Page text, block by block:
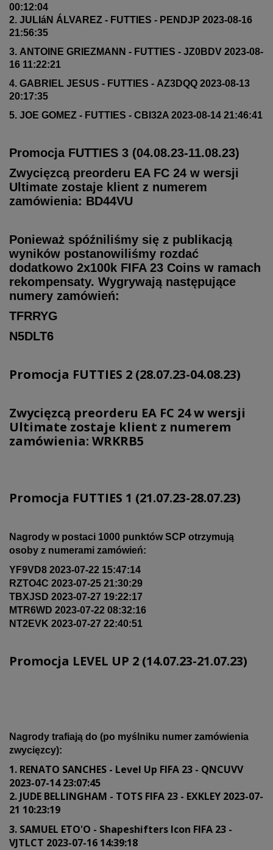
00:12:04
2. JULIáN ÁLVAREZ - FUTTIES - PENDJP 2023-08-16
21:56:35
3. ANTOINE GRIEZMANN - FUTTIES - JZ0BDV 2023-08-
16 11:22:21
4. GABRIEL JESUS - FUTTIES - AZ3DQQ 2023-08-13
20:17:35
5. JOE GOMEZ - FUTTIES - CBI32A 2023-08-14 21:46:41
Promocja FUTTIES 3 (04.08.23-11.08.23)
Zwycięzcą preorderu EA FC 24 w wersji
Ultimate zostaje klient z numerem
zamówienia: BD44VU
Ponieważ spóźniliśmy się z publikacją
wyników postanowiliśmy rozdać
dodatkowo 2x100k FIFA 23 Coins w ramach
rekompensaty. Wygrywają następujące
numery zamówień:
TFRRYG
N5DLT6
Promocja FUTTIES 2 (28.07.23-04.08.23)
Zwycięzcą preorderu EA FC 24 w wersji
Ultimate zostaje klient z numerem
zamówienia: WRKRB5
Promocja FUTTIES 1 (21.07.23-28.07.23)
Nagrody w postaci 1000 punktów SCP otrzymują
osoby z numerami zamówień:
YF9VD8 2023-07-22 15:47:14
RZTO4C 2023-07-25 21:30:29
TBXJSD 2023-07-27 19:22:17
MTR6WD 2023-07-22 08:32:16
NT2EVK 2023-07-27 22:40:51
Promocja LEVEL UP 2 (14.07.23-21.07.23)
Nagrody trafiają do (po myślniku numer zamówienia
zwycięzcy):
1. RENATO SANCHES - Level Up FIFA 23 - QNCUVV
2023-07-14 23:07:45
2. JUDE BELLINGHAM - TOTS FIFA 23 - EXKLEY 2023-07-
21 10:23:19
3. SAMUEL ETO'O - Shapeshifters Icon FIFA 23 -
VJTLCT 2023-07-16 14:39:18